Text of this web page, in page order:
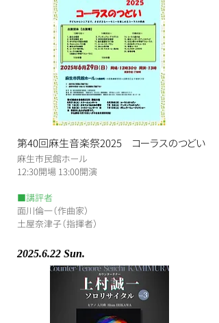
第40回麻生音楽祭2025 コーラスのつどい
麻生市民館ホール
​12:30開場 13:00開演
■講評者
面川倫一（作曲家）
土屋奈津子（指揮者）
2025.6.22 Sun.